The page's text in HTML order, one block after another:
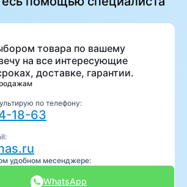
товара по вашему
на все интересующие
доставке, гарантии.
по телефону:
18-63
удобном месенджере:
WhatsApp